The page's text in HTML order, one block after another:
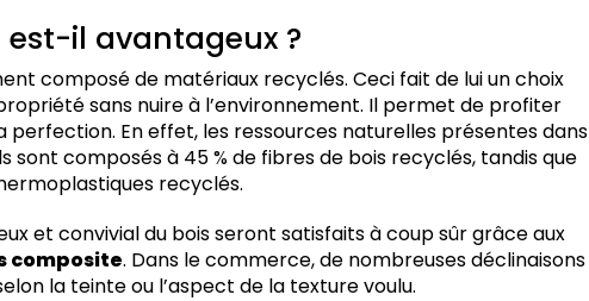
il avantageux ?
composé de matériaux recyclés. Ceci fait de lui un choix
sans nuire à l’environnement. Il permet de profiter
perfection. En effet, les ressources naturelles présentes dans
sont composés à 45 % de fibres de bois recyclés, tandis que
recyclés.
et convivial du bois seront satisfaits à coup sûr grâce aux
composite. Dans le commerce, de nombreuses déclinaisons
la teinte ou l’aspect de la texture voulu.